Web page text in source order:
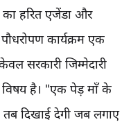
का हरित एजेंडा‌ और
कार्यक्रम एक
सरकारी जिम्मेदारी
विषय है। "एक पेड़ माँ के
दिखाई देगी जब लगाए